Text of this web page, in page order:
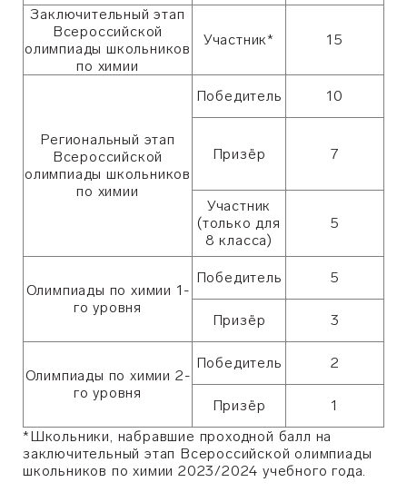
Заключительный этап
Всероссийской
олимпиады школьников
по химии
Участник* 15
Региональный этап
Всероссийской
олимпиады школьников
по химии
Победитель 10
Призёр 7
Участник
(только для
8 класса)
5
Олимпиады по химии 1-
го уровня
Победитель 5
Призёр 3
Олимпиады по химии 2-
го уровня
Победитель 2
Призёр
1
*Школьники, набравшие проходной балл на
заключительный этап Всероссийской олимпиады
школьников по химии 2023/2024 учебного года.